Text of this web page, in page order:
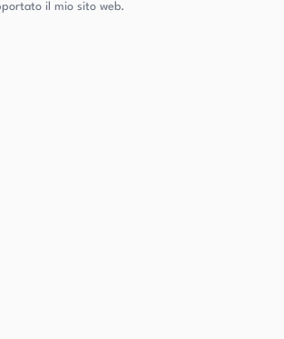
il mio sito web.